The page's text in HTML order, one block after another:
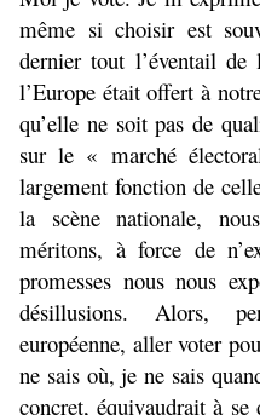
même si choisir est
dernier tout l’éventail de
l’Europe était offert à
qu’elle ne soit pas de
sur le « marché
largement fonction de
la scène nationale,
méritons, à force de
promesses nous nous
désillusions. Alors,
européenne, aller voter
ne sais où, je ne sais
concret, équivaudrait à